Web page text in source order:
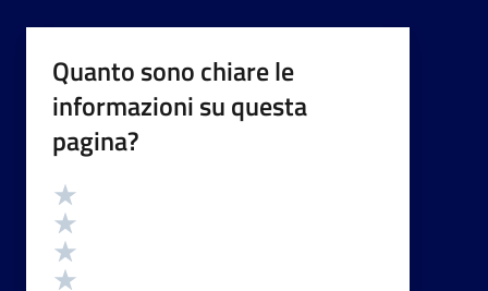
Quanto sono chiare le
informazioni su questa
pagina?
Valutazione